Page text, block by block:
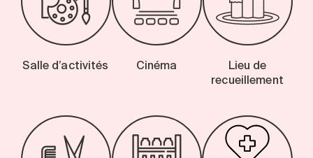
Salle d’activités Cinéma
Lieu de
recueillement